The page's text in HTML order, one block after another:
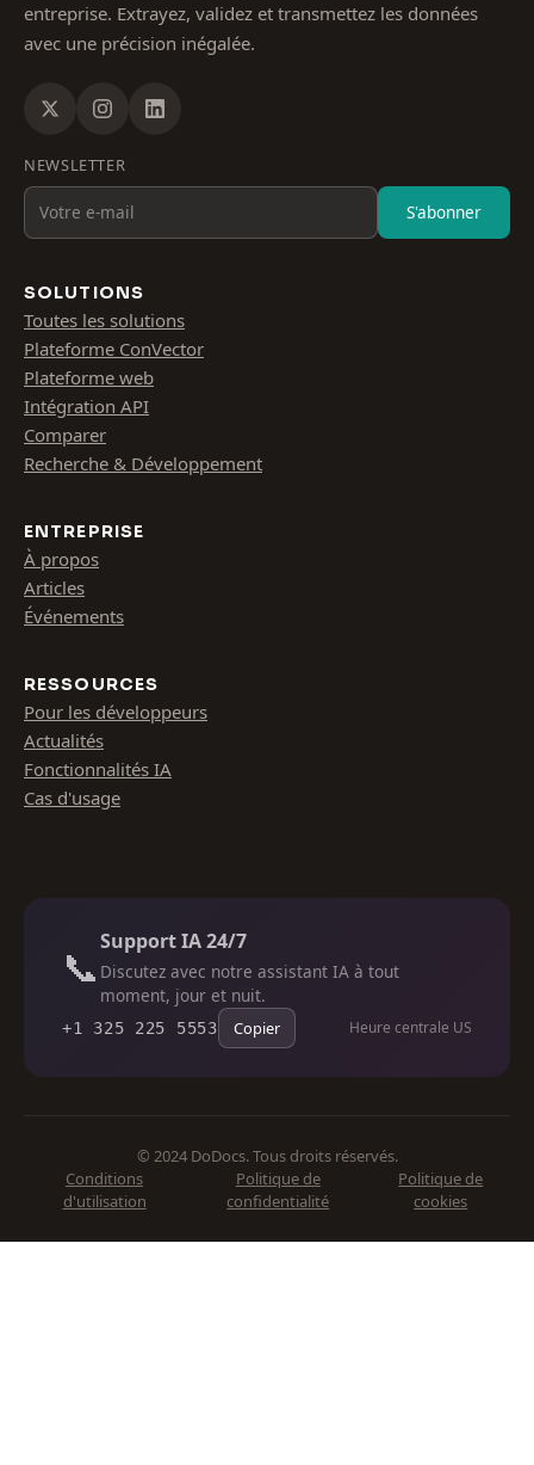
entreprise. Extrayez, validez et transmettez les données
avec une précision inégalée.
NEWSLETTER
S'abonner
SOLUTIONS
Toutes les solutions
Plateforme ConVector
Plateforme web
Intégration API
Comparer
Recherche & Développement
ENTREPRISE
À propos
Articles
Événements
RESSOURCES
Pour les développeurs
Actualités
Fonctionnalités IA
Cas d'usage
📞Support IA 24/7
Discutez avec notre assistant IA à tout
moment, jour et nuit.
+1 325 225 5553 Copier Heure centrale US
© 2024 DoDocs. Tous droits réservés.
Conditions
d'utilisation
Politique de
confidentialité
Politique de
cookies